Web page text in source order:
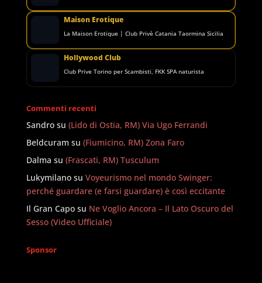
Maison Erotique
La Maison Erotique | Club Privè Catania Taormina Sicilia
Hollywood Club
Club Prive Torino per Scambisti, FKK SPA naturista
Commenti recenti
Sandrosu (Lido di Ostia, RM) Via Ugo Ferrandi
Beldcuram su (Fiumicino, RM) Zona Faro
Dalma su (Frascati, RM) Tusculum
Lukymilanosu Voyeurismo nel mondo Swinger:
perché guardare (e farsi guardare) è così eccitante
Il Gran Caposu Ne Voglio Ancora – Il Lato Oscuro del
Sesso (Video Ufficiale)
Sponsor